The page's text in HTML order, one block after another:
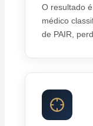
O resultado
médico
de PAIR,